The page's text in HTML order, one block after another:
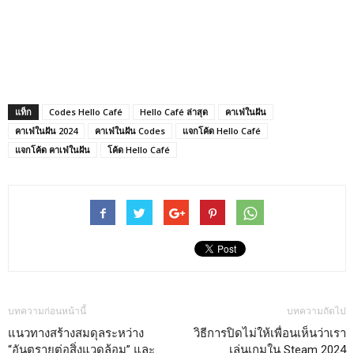
แท็ก Codes Hello Café Hello Café ล่าสุด
คาเฟ่ในฝัน
คาเฟ่ในฝัน 2024
คาเฟ่ในฝัน Codes
แจกโค้ด Hello Café
แจกโค้ด คาเฟ่ในฝัน
โค้ด Hello Café
บทความก่อนหน้านี้
แนวทางสร้างสมดุลระหว่าง
บทความถัดไป
วิธีการปิดไม่ให้เพื่อนเห็นว่าเรา